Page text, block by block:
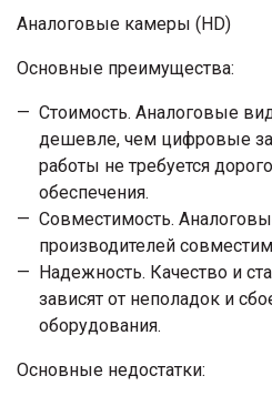
Аналоговые камеры (HD)
Основные преимущества:
Стоимость. Аналоговые
дешевле, чем цифровые за
работы не требуется
обеспечения.
Совместимость.
производителей
Надежность. Качество и
зависят от неполадок и
оборудования.
Основные недостатки: